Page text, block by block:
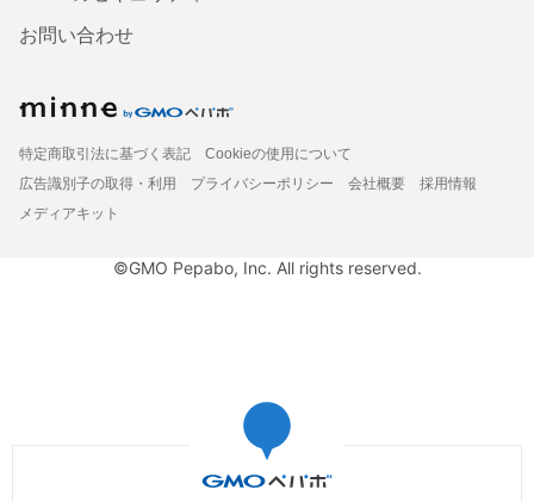
お問い合わせ
特定商取引法に基づく表記
Cookieの使用について
広告識別子の取得・利用
プライバシーポリシー 会社概要
採用情報
メディアキット
©GMO Pepabo, Inc. All rights reserved.